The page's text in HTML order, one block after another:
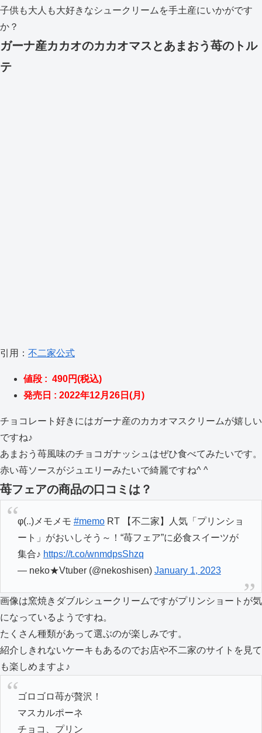
子供も大人も大好きなシュークリームを手土産にいかがです
か？
ガーナ産カカオのカカオマスとあまおう苺のトル
テ
引用： 不二家公式
値段 : 490円(税込)
発売日 : 2022年12月26日(月)
チョコレート好きにはガーナ産のカカオマスクリームが嬉しい
ですね♪
あまおう苺風味のチョコガナッシュはぜひ食べてみたいです。
赤い苺ソースがジュエリーみたいで綺麗ですね^ ^
苺フェアの商品の口コミは？
φ(..)メモメモ #memoRT 【不二家】人気「プリンショ
ート」がおいしそう～！“苺フェア”に必食スイーツが
集合♪ https://t.co/wnmdpsShzq
— neko★Vtuber (@nekoshisen) January 1, 2023
画像は窯焼きダブルシュークリームですがプリンショートが気
になっているようですね。
たくさん種類があって選ぶのが楽しみです。
紹介しきれないケーキもあるのでお店や不二家のサイトを見て
も楽しめますよ♪
ゴロゴロ苺が贅沢！
マスカルポーネ
チョコ、プリン